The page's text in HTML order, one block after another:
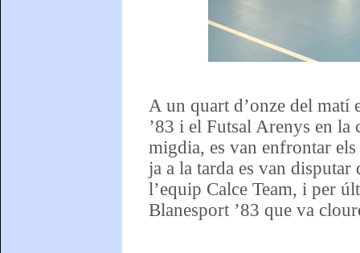
A un quart d’onze del matí
’83 i el Futsal Arenys en la
migdia, es van enfrontar
ja a la tarda es van disputar
l’equip Calce Team, i per
Blanesport ’83 que va